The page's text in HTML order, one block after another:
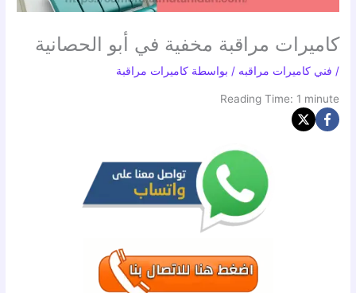
كاميرات مراقبة مخفية في أبو الحصانية
/ فني كاميرات مراقبه / بواسطة كاميرات مراقبة
Reading Time: 1 minute